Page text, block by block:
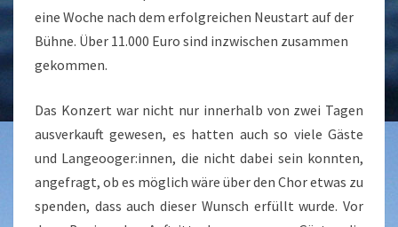
eine Woche nach dem erfolgreichen Neustart auf der
Bühne. Über 11.000 Euro sind inzwischen zusammen
gekommen.
Das Konzert war nicht nur innerhalb von zwei Tagen
ausverkauft gewesen, es hatten auch so viele Gäste
und Langeooger:innen, die nicht dabei sein konnten,
angefragt, ob es möglich wäre über den Chor etwas zu
spenden, dass auch dieser Wunsch erfüllt wurde. Vor